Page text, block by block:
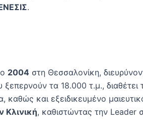
.
2004 στη Θεσσαλονίκη,
τα 18.000 τ.μ.,
καθώς και εξειδικευμένο
Κλινική, καθιστώντας την Leader